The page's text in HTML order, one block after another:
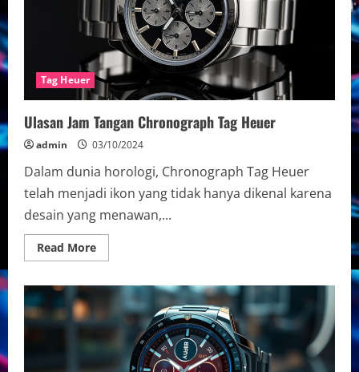
Tag Heuer
Ulasan Jam Tangan Chronograph Tag Heuer
admin 03/10/2024
Dalam dunia horologi, Chronograph Tag Heuer
telah menjadi ikon yang tidak hanya dikenal karena
desain yang menawan,...
Read MoreRead
more
Jam
Tangan
Chronograph
Tag